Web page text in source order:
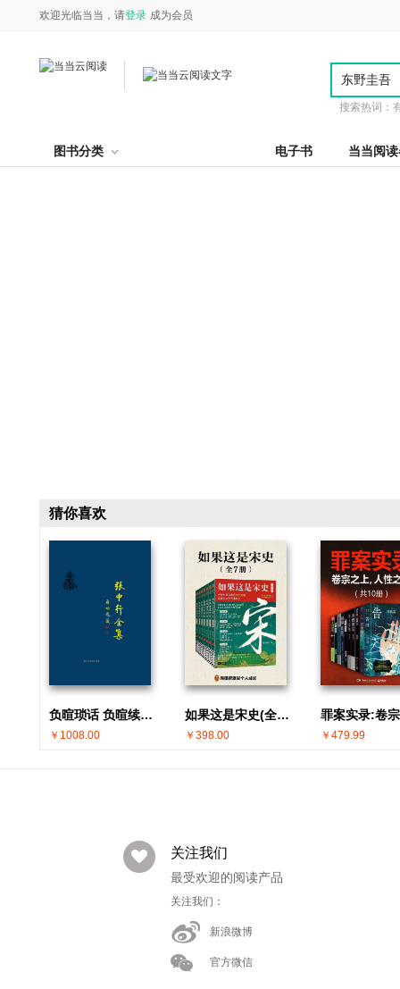
欢迎光临当当，请登录 成为会员
搜索热词：
图书分类 电子书 当当阅
猜你喜欢
负暄琐话 负暄续话(张中行全集)
￥1008.00
如果这是宋史(全7册)
￥398.00 ￥479.99
关注我们
最受欢迎的阅读产品
关注我们：
新浪微博
官方微信